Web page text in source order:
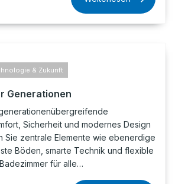
& Zukunft
Generationen
Sicherheit und modernes Design
Sie zentrale Elemente wie ebenerdige
Böden, smarte Technik und flexible
für alle…